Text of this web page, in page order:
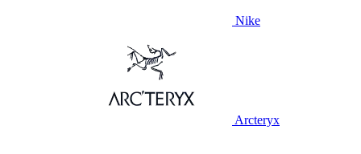
Nike
Arcteryx